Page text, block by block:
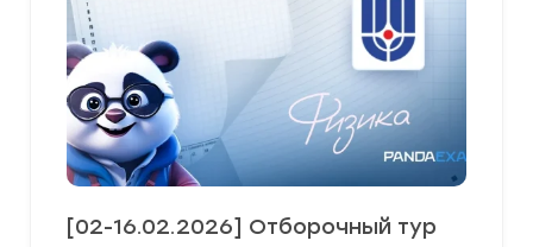
[02-16.02.2026] Отборочный тур